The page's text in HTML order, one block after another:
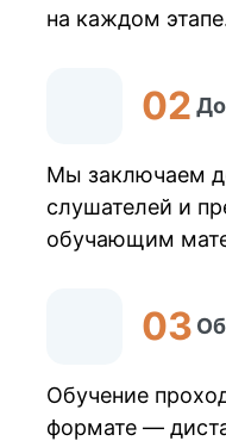
на каждом
Мы заключаем
слушателей и
обучающим
Обучение
формате —